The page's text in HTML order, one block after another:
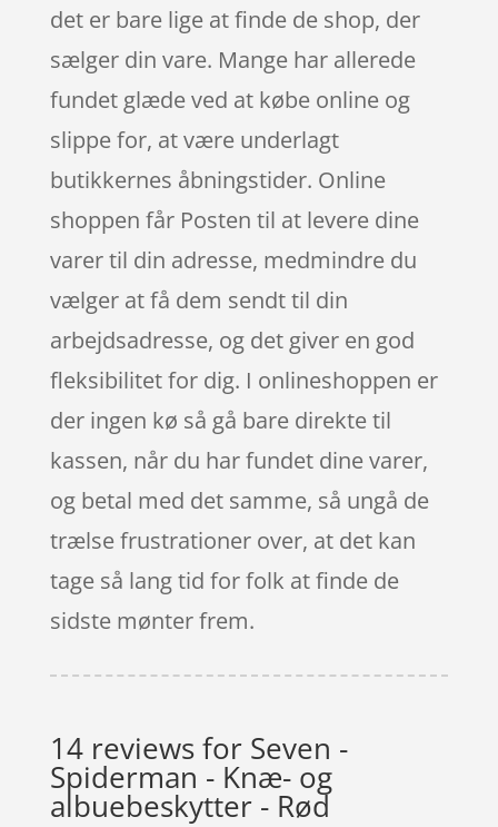
det er bare lige at finde de shop, der
sælger din vare. Mange har allerede
fundet glæde ved at købe online og
slippe for, at være underlagt
butikkernes åbningstider. Online
shoppen får Posten til at levere dine
varer til din adresse, medmindre du
vælger at få dem sendt til din
arbejdsadresse, og det giver en god
fleksibilitet for dig. I onlineshoppen er
der ingen kø så gå bare direkte til
kassen, når du har fundet dine varer,
og betal med det samme, så ungå de
trælse frustrationer over, at det kan
tage så lang tid for folk at finde de
sidste mønter frem.
14 reviews for Seven -
Spiderman - Knæ- og
albuebeskytter - Rød